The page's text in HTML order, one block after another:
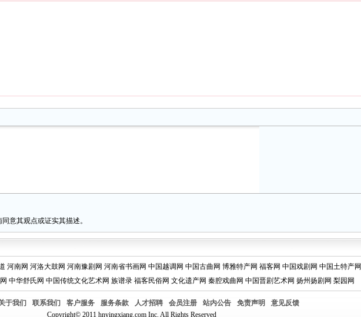
意其观点或证实其描述。
河南网 河洛大鼓网 河南豫剧网 河南省书画网 中国越调网 中国古曲网 博雅特产网 福客网 中国戏剧网 中国土特产网
中华舒氏网 中国传统文化艺术网 族谱录 福客民俗网 文化遗产网 秦腔戏曲网 中国晋剧艺术网 扬州扬剧网 梨园网
于我们 联系我们 客户服务 服务条款 人才招聘 会员注册 站内公告 免责声明
意见反馈
Copyright© 2011 hnyingxiang.com Inc. All Rights Reserved